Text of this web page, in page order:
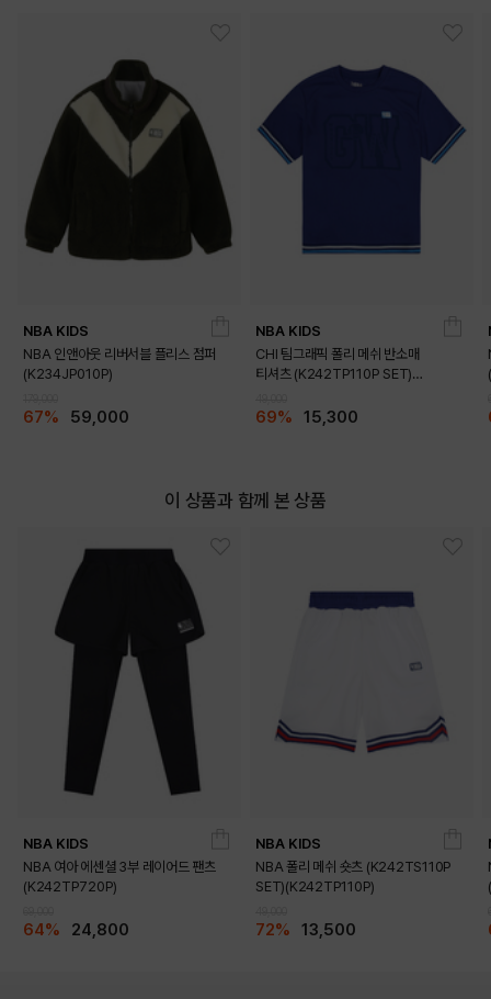
DETAILS
NBA KIDS
NBA 인앤아웃 리버서블 플리스 점퍼
(K234JP010P)
67% 59,000
NBA KIDS
CHI 팀그래픽 폴리 메쉬 반소매
티셔츠 (K242TP110P SET)
69% 15,300
이 상품과 함께 본 상품
NBA KIDS
NBA 여아 에센셜 3부 레이어드 팬츠
(K242TP720P)
64% 24,800
NBA KIDS
NBA 폴리 메쉬 숏츠 (K242TS110P
SET)(K242TP110P)
72% 13,500